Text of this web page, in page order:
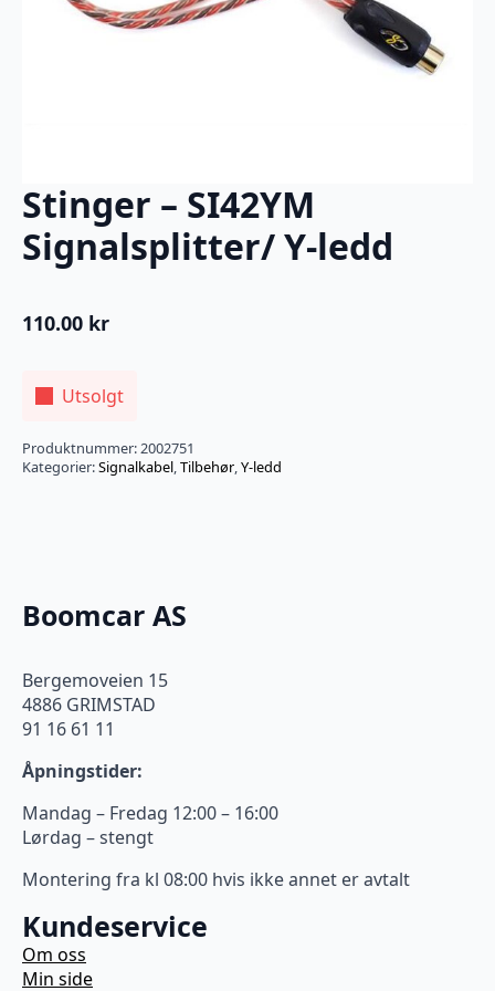
Stinger – SI42YM
Signalsplitter/ Y-ledd
110.00 kr
Utsolgt
Produktnummer:2002751
Kategorier:Signalkabel,Tilbehør,Y-ledd
Boomcar AS
Bergemoveien 15
4886 GRIMSTAD
91 16 61 11
Åpningstider:
Mandag – Fredag 12:00 – 16:00
Lørdag – stengt
Montering fra kl 08:00 hvis ikke annet er avtalt
Kundeservice
Om oss
Min side